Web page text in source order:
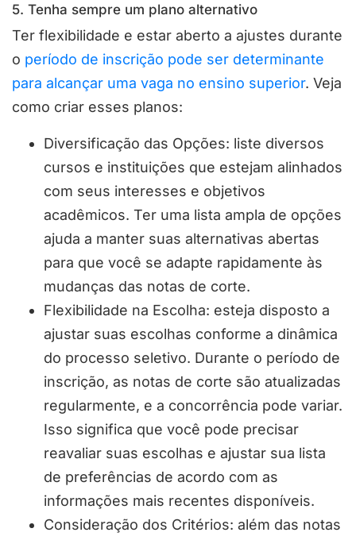
5. Tenha sempre um plano alternativo
Ter flexibilidade e estar aberto a ajustes durante
o período de inscrição pode ser determinante
para alcançar uma vaga no ensino superior. Veja
como criar esses planos:
Diversificação das Opções: liste diversos
cursos e instituições que estejam alinhados
com seus interesses e objetivos
acadêmicos. Ter uma lista ampla de opções
ajuda a manter suas alternativas abertas
para que você se adapte rapidamente às
mudanças das notas de corte.
Flexibilidade na Escolha: esteja disposto a
ajustar suas escolhas conforme a dinâmica
do processo seletivo. Durante o período de
inscrição, as notas de corte são atualizadas
regularmente, e a concorrência pode variar.
Isso significa que você pode precisar
reavaliar suas escolhas e ajustar sua lista
de preferências de acordo com as
informações mais recentes disponíveis.
Consideração dos Critérios: além das notas